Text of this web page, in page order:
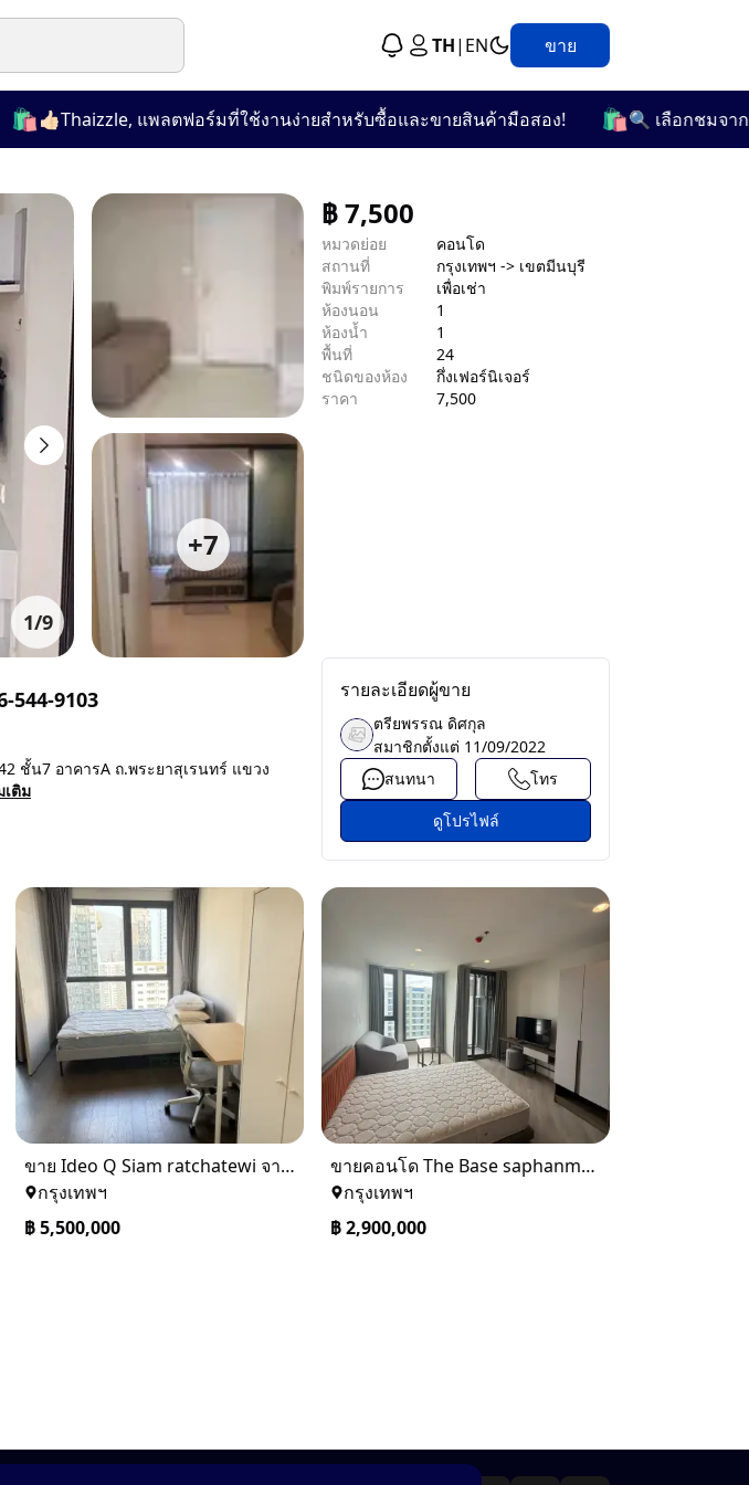
TH| EN ขาย
👍🏻Thaizzle, แพลตฟอร์มที่ใช้งานง่ายสำหรับซื้อและขายสินค้ามือสอง! 🛍️ 🔍 เลือกชมจากกว่
1/9
+7
฿7,500
หมวดย่อย
คอนโด
สถานที่
กรุงเทพฯ -> เขตมีนบุรี
พิมพ์รายการ
เพื่อเช่า
ห้องนอน
1
ห้องน้ำ
1
พื้นที่
24
ชนิดของห้อง
กึ่งเฟอร์นิเจอร์
ราคา
7,500
544-9103
ชั้น7 อาคารA ถ.พระยาสุเรนทร์ แขวง
เติม
รายละเอียดผู้ขาย
ตรียพรรณ ดิศกุล
สมาชิกตั้งแต่ 11/09/2022
สนทนา
โทร
ดูโปรไฟล์
ขาย Ideo Q Siam ratchatewi จาก BTS ราชเทวี 300 เมตร เจ้าของขายเอง
กรุงเทพฯ
฿5,500,000
ขายคอนโด The Base saphanmai ย่านสะพานใหม่
กรุงเทพฯ
฿2,900,000